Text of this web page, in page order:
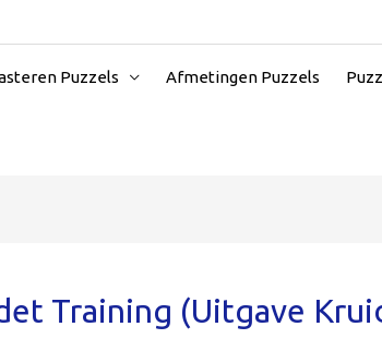
Puzzels Afmetingen Puzzels
Training (Uitgave